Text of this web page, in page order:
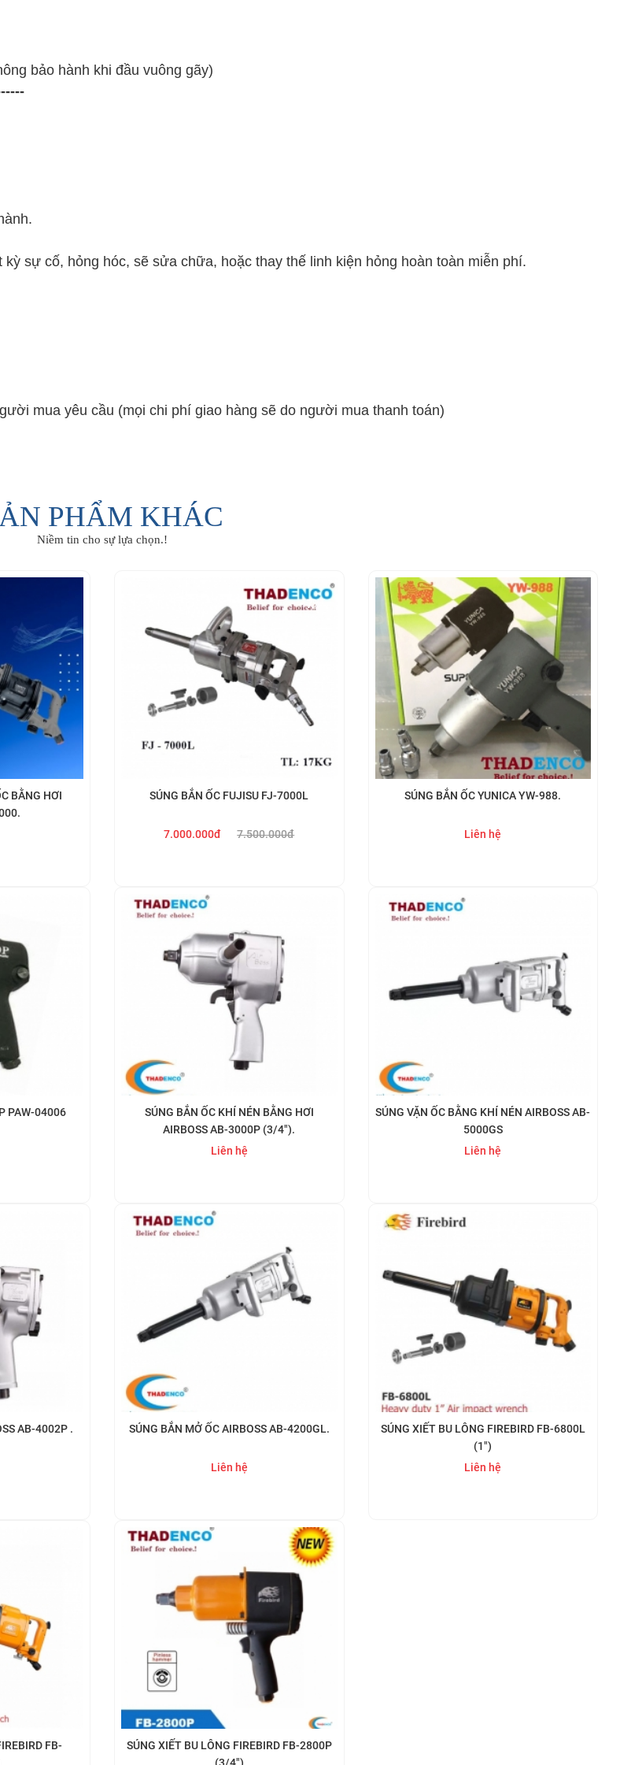
bảo hành khi đầu vuông gãy)
sự cố, hỏng hóc, sẽ sửa chữa, hoặc thay thế linh kiện hỏng hoàn toàn miễn phí.
mua yêu cầu (mọi chi phí giao hàng sẽ do người mua thanh toán)
PHẨM KHÁC
Niềm tin cho sự lựa chọn.!
BẰNG HƠI
- 7%
SÚNG BẮN ỐC FUJISU FJ-7000L
7.000.000đ 7.500.000đ
SÚNG BẮN ỐC YUNICA YW-988.
Liên hệ
PAW-04006
SÚNG BẮN ỐC KHÍ NÉN BẰNG HƠI
AIRBOSS AB-3000P (3/4").
Liên hệ
SÚNG VẶN ỐC BẰNG KHÍ NÉN AIRBOSS AB-
5000GS
Liên hệ
AB-4002P . SÚNG BẮN MỞ ỐC AIRBOSS AB-4200GL.
Liên hệ
SÚNG XIẾT BU LÔNG FIREBIRD FB-6800L
(1")
Liên hệ
FB-
SÚNG XIẾT BU LÔNG FIREBIRD FB-2800P